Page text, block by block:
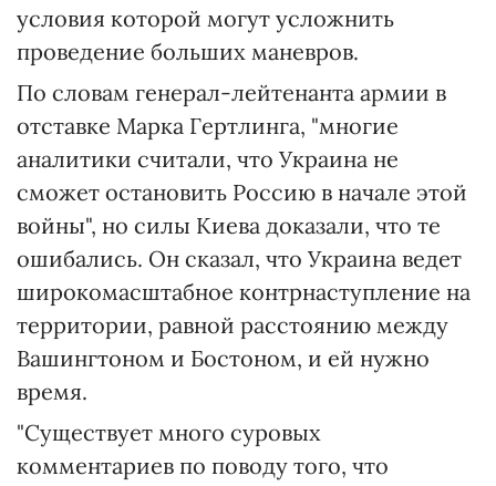
условия которой могут усложнить
проведение больших маневров.
По словам генерал-лейтенанта армии в
отставке Марка Гертлинга, "многие
аналитики считали, что Украина не
сможет остановить Россию в начале этой
войны", но силы Киева доказали, что те
ошибались. Он сказал, что Украина ведет
широкомасштабное контрнаступление на
территории, равной расстоянию между
Вашингтоном и Бостоном, и ей нужно
время.
"Существует много суровых
комментариев по поводу того, что